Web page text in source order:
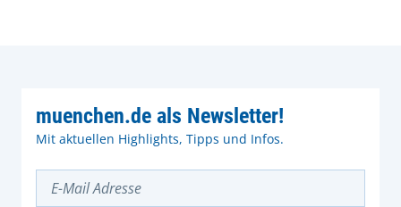
muenchen.de als Newsletter!
Mit aktuellen Highlights, Tipps und Infos.